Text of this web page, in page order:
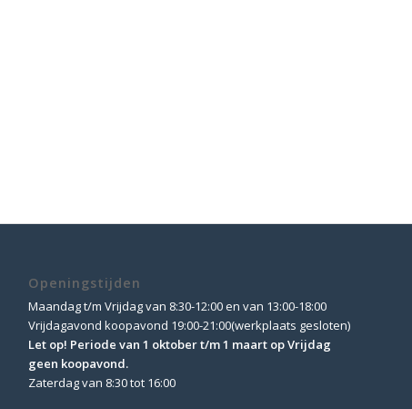
Openingstijden
Maandag t/m Vrijdag van 8:30-12:00 en van 13:00-18:00
Vrijdagavond koopavond 19:00-21:00(werkplaats gesloten)
Let op! Periode van 1 oktober t/m 1 maart op Vrijdag
geen koopavond.
Zaterdag van 8:30 tot 16:00